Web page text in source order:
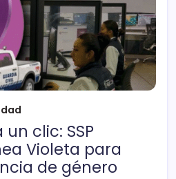
clic: SSP
Violeta para
de género